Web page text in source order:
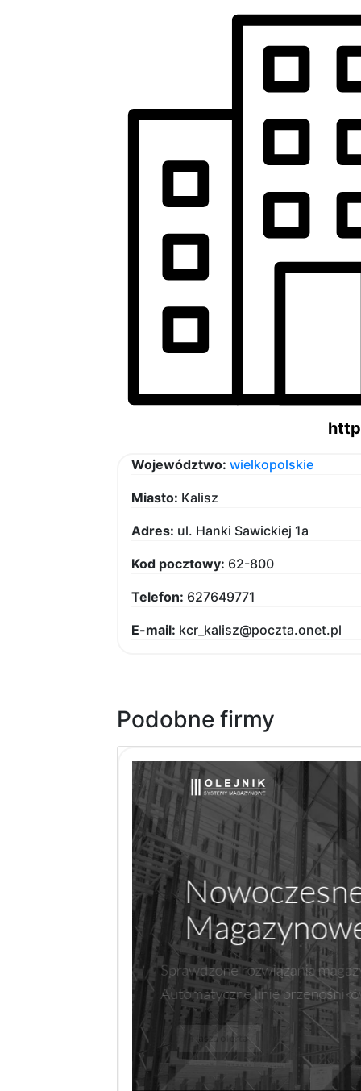
Województwo: wielkopolskie
Miasto: Kalisz
Adres: ul. Hanki Sawickiej 1a
Kod pocztowy: 62-800
Telefon: 627649771
E-mail: kcr_kalisz@poczta.onet.pl
Podobne firmy